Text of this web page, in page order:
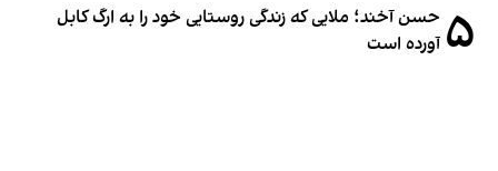
۵ حسن آخند؛ ملایی که زندگی روستایی خود را به ارگ کابل
آورده است